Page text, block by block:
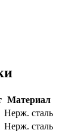
Материал
Нерж. сталь
Нерж. сталь